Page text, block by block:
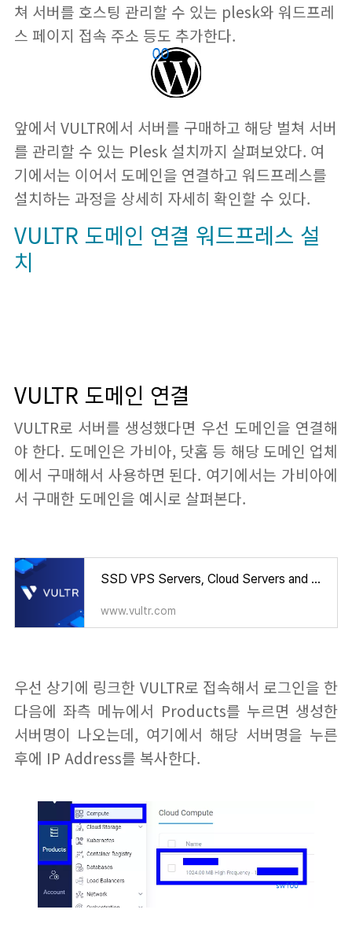
쳐 서버를 호스팅 관리할 수 있는 plesk와 워드프레
스 페이지 접속 주소 등도 추가한다.
앞에서 VULTR에서 서버를 구매하고 해당 벌쳐 서버
를 관리할 수 있는 Plesk 설치까지 살펴보았다. 여
기에서는 이어서 도메인을 연결하고 워드프레스를
설치하는 과정을 상세히 자세히 확인할 수 있다.
VULTR 도메인 연결 워드프레스 설
치
VULTR 도메인 연결
VULTR로 서버를 생성했다면 우선 도메인을 연결해
야 한다. 도메인은 가비아, 닷홈 등 해당 도메인 업체
에서 구매해서 사용하면 된다. 여기에서는 가비아에
서 구매한 도메인을 예시로 살펴본다.
SSD VPS Servers, Cloud Servers and Cloud Hosting
www.vultr.com
우선 상기에 링크한 VULTR로 접속해서 로그인을 한
다음에 좌측 메뉴에서 Products를 누르면 생성한
서버명이 나오는데, 여기에서 해당 서버명을 누른
후에 IP Address를 복사한다.